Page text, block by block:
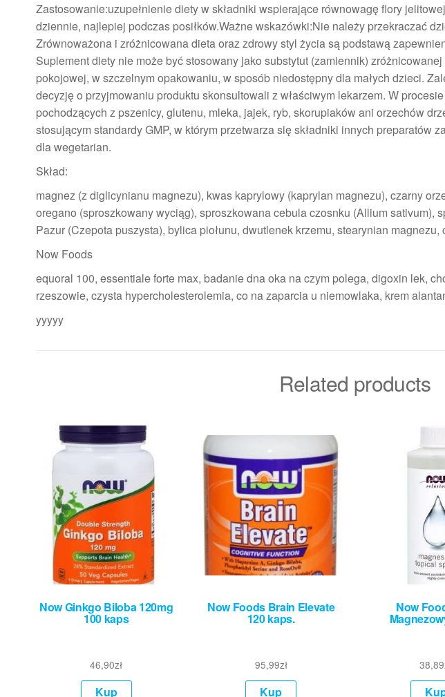
Zastosowanie:uzupełnienie diety w składniki wspierające równowagę flory
dziennie, najlepiej podczas posiłków.Ważne wskazówki:Nie należy przekraczać
Zrównoważona i zróżnicowana dieta oraz zdrowy styl życia są podstawą
Suplement diety nie może być stosowany jako substytut (zamiennik)
pokojowej, w szczelnym opakowaniu, w sposób niedostępny dla małych dzieci.
decyzję o przyjmowaniu produktu skonsultowali z właściwym lekarzem. W
pochodzących z pszenicy, glutenu, mleka, jajek, ryb, skorupiaków ani orzechów
stosującym standardy GMP, w którym przetwarza się składniki innych preparatów
dla wegetarian.
Skład:
magnez (z diglicynianu magnezu), kwas kaprylowy (kaprylan magnezu), czarny
oregano (sproszkowany wyciąg), sproszkowana cebula czosnku (Allium sativum),
Pazur (Czepota puszysta), bylica piołunu, dwutlenek krzemu, stearynian
Now Foods
equoral 100, essentiale forte max, badanie dna oka na czym polega, digoxin lek,
rzeszowie, czysta hypercholesterolemia, co na zaparcia u niemowlaka, krem
yyyyy
Related products
Now Ginkgo Biloba 120mg
100 kaps
46,90zł
Kup
Now Foods Brain Elevate
120 kaps.
95,99zł
Kup
Now
38,89